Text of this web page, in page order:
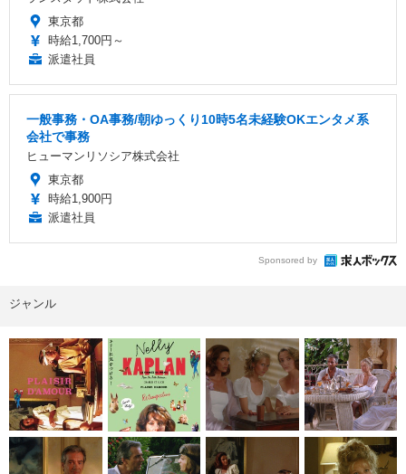
東京都
時給1,700円～
派遣社員
一般事務・OA事務/朝ゆっくり10時5名未経験OKエンタメ系
会社で事務
ヒューマンリソシア株式会社
東京都
時給1,900円
派遣社員
Sponsored by
ジャンル